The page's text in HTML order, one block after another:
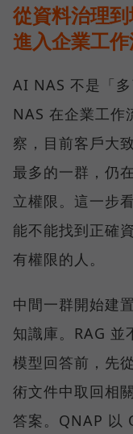
從資料治理
進入企業工作
AI NAS 不是「
NAS 在企業工作
察，目前客戶大
最多的一群，仍
立權限。這一步
能不能找到正確
有權限的人。
中間一群開始建
知識庫。RAG 並
模型回答前，先
術文件中取回相
答案。QNAP 以